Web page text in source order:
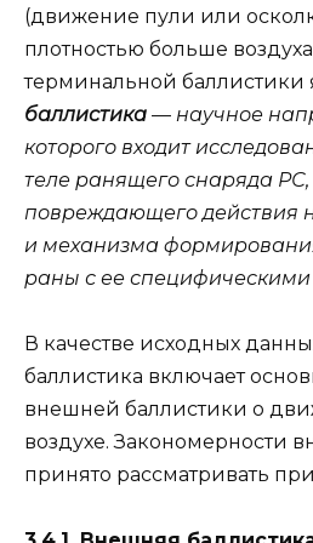
(движение пули или
плотностью больше
терминальной баллистики
баллистика — научное
которого входит
теле ранящего снаряда РС,
повреждающего действия
и механизма
раны с ее специфическими
В качестве исходных
баллистика включает
внешней баллистики о
воздухе. Закономерности
принято рассматривать